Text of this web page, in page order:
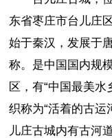
东省枣庄市台儿庄
始于秦汉，发展于
称。是中国国内规
区，有“中国最美
织称为“活着的古运
儿庄古城内有古河